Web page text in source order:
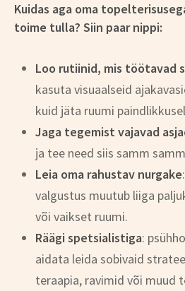
Kuidas aga oma
toime tulla? Siin paar nippi:
Loo rutiinid, mis töötavad
kasuta visuaalseid
kuid jäta ruumi
Jaga tegemist vajavad
ja tee need siis samm
Leia oma rahustav nurgake
valgustus muutub liiga
või vaikset ruumi.
Räägi spetsialistiga:
aidata leida sobivaid
teraapia, ravimid või muud